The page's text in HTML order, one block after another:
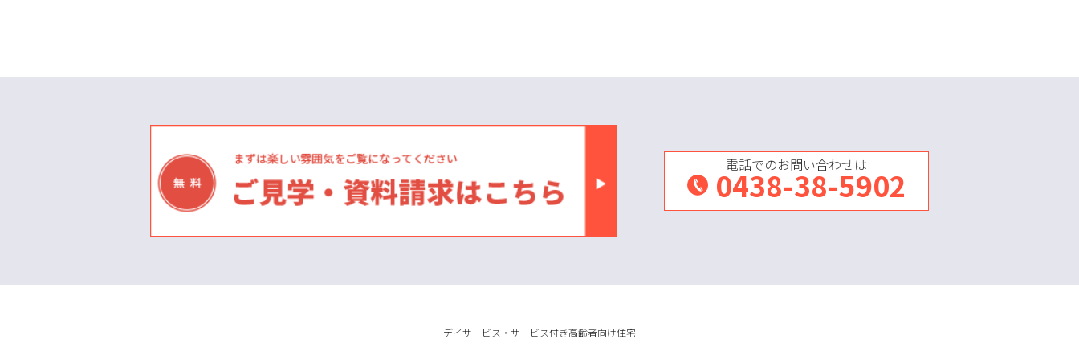
電話でのお問い合わせは
0438-38-5902
デイサービス・サービス付き高齢者向け住宅